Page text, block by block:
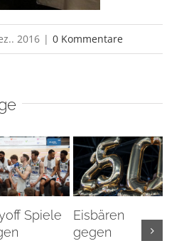
2016 | 0 Kommentare
Spiele
Eisbären
gegen